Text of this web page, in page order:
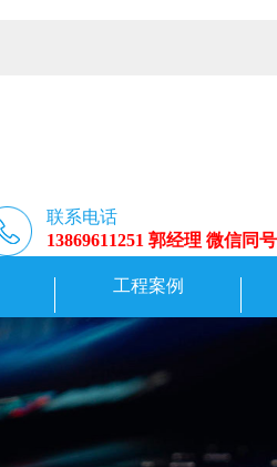
联系电话
13869611251 郭经理 微信同号
工程案例